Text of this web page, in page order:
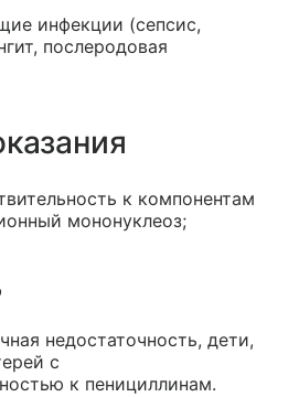
инфекции (сепсис,
послеродовая
к компонентам
мононуклеоз;
недостаточность, дети,
с
к пенициллинам.